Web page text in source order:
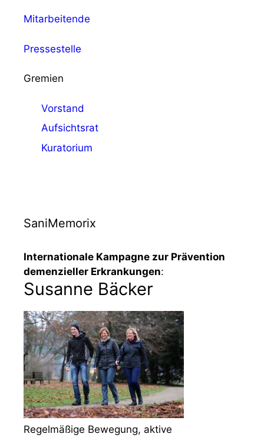
Mitarbeitende
Pressestelle
Gremien
Vorstand
Aufsichtsrat
Kuratorium
SaniMemorix
Internationale Kampagne zur Prävention
demenzieller Erkrankungen:
Susanne Bäcker
Regelmäßige Bewegung, aktive